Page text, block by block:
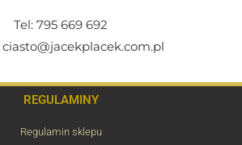
Tel: 795 669 692
ciasto@jacekplacek.com.pl
REGULAMINY
Regulamin sklepu